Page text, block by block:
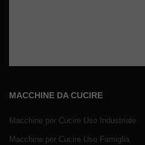
MACCHINE DA CUCIRE
Macchine per Cucire Uso Industriale
Macchine per Cucire Uso Famiglia